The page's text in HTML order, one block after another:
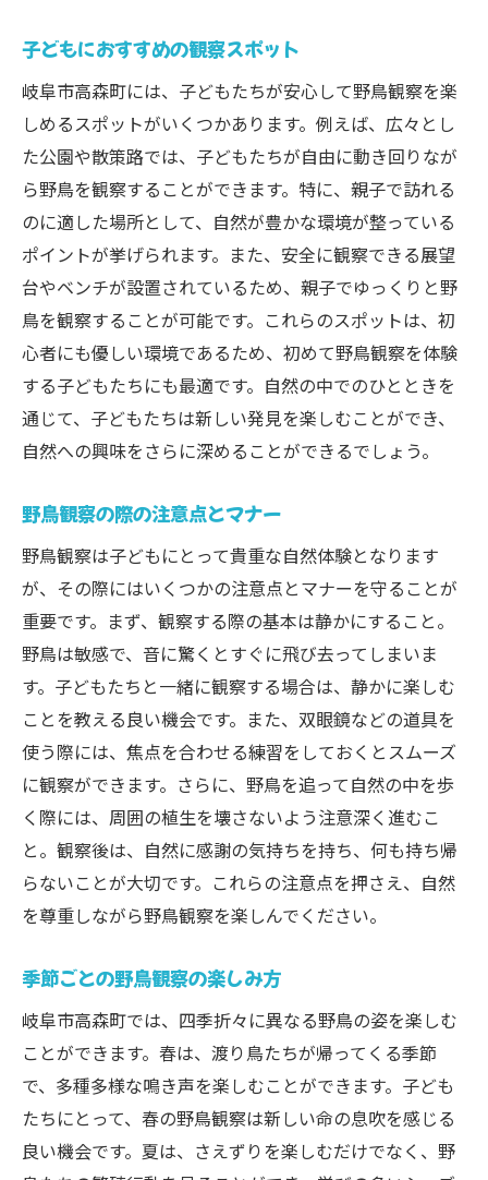
野鳥観察を通じて子どもの好奇心を引き出す岐
阜市高森町の自然
自然の中で育まれる好奇心
野鳥の行動から学ぶ生態系の不思議
自然観察を楽しむためのクリエイティブな
方法
子どもの質問に応えるための知識
観察を通じて広がる興味の世界
自然体験の積み重ねがもたらす成長
親子で挑戦！岐阜市高森町の野鳥観察で新しい
新しい発見を共有する喜び
高森町でのサプライズ発見リポート
日々の観察で知識を深める
親子でチャレンジする自然観察の醍醐味
新たな観察スポットを探しに行こう
子どもにおすすめの観察スポット
岐阜市高森町には、子どもたちが安心して野鳥観察を楽
しめるスポットがいくつかあります。例えば、広々とし
た公園や散策路では、子どもたちが自由に動き回りなが
ら野鳥を観察することができます。特に、親子で訪れる
のに適した場所として、自然が豊かな環境が整っている
ポイントが挙げられます。また、安全に観察できる展望
台やベンチが設置されているため、親子でゆっくりと野
鳥を観察することが可能です。これらのスポットは、初
心者にも優しい環境であるため、初めて野鳥観察を体験
する子どもたちにも最適です。自然の中でのひとときを
通じて、子どもたちは新しい発見を楽しむことができ、
自然への興味をさらに深めることができるでしょう。
野鳥観察の際の注意点とマナー
野鳥観察は子どもにとって貴重な自然体験となります
が、その際にはいくつかの注意点とマナーを守ることが
重要です。まず、観察する際の基本は静かにすること。
野鳥は敏感で、音に驚くとすぐに飛び去ってしまいま
す。子どもたちと一緒に観察する場合は、静かに楽しむ
ことを教える良い機会です。また、双眼鏡などの道具を
使う際には、焦点を合わせる練習をしておくとスムーズ
に観察ができます。さらに、野鳥を追って自然の中を歩
く際には、周囲の植生を壊さないよう注意深く進むこ
と。観察後は、自然に感謝の気持ちを持ち、何も持ち帰
らないことが大切です。これらの注意点を押さえ、自然
を尊重しながら野鳥観察を楽しんでください。
季節ごとの野鳥観察の楽しみ方
岐阜市高森町では、四季折々に異なる野鳥の姿を楽しむ
ことができます。春は、渡り鳥たちが帰ってくる季節
で、多種多様な鳴き声を楽しむことができます。子ども
たちにとって、春の野鳥観察は新しい命の息吹を感じる
良い機会です。夏は、さえずりを楽しむだけでなく、野